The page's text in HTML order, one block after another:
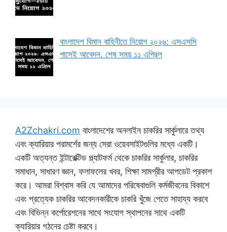
বাংলাদেশ বিমান বাহিনীতে নিয়োগ ২০২৬: এসএসসি
পাসেই আবেদন, শেষ সময় ১১ এপ্রিল
A2Zchakri.com বাংলাদেশের অনলাইন চাকরির সার্কুলারে তথ্য
এবং ক্যারিয়ার পরামর্শের জন্য সেরা ওয়েবসাইটগুলির মধ্যে একটি।
একটি অত্যন্ত ইন্টারেক্টিভ প্ল্যাটফর্ম থেকে চাকরির সার্কুলার, চাকরির
সমাধান, সাধারণ জ্ঞান, ফলাফলের খবর, শিক্ষা সামগ্রীর আপডেট প্রকাশ
করে। আমরা বিশ্বাস করি যে আমাদের পরিষেবাগুলি কর্মজীবনের বিকাশে
এবং প্রত্যেক চাকরির আবেদনকারীকে চাকরি খুঁজে পেতে সাহায্য করবে
এবং বিভিন্ন কর্পোরেশনের সাথে সংযোগ স্থাপনের সাথে একটি
ক্যারিয়ার গঠনের চেষ্টা করবে।